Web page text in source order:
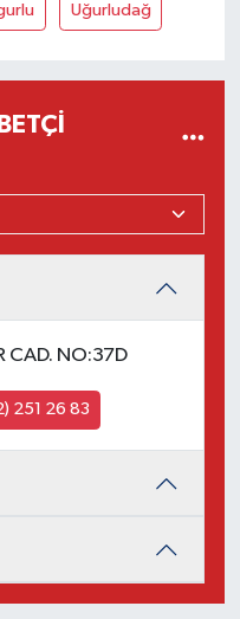
Uğurludağ
CAD. NO:37D
251 26 83